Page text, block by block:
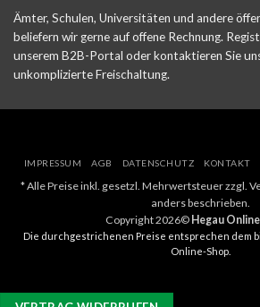
Ämter, Schulen, Universitäten und andere
beliefern wir gerne auf offene Rechnung.
unserem B2B-Portal oder kontaktieren Sie
unkomplizierte Freischaltung.
IMPRESSUM AGB DATENSCHUTZ KONTAKT
* Alle Preise inkl. gesetzl. Mehrwertsteuer zzgl.
anders beschrieben.
Copyright 2026© Hegau
Die durchgestrichenen Preise entsprechen dem
Online-Shop.